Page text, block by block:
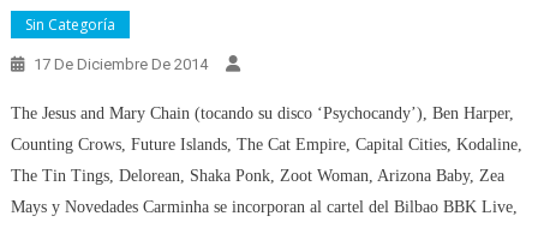
Sin Categoría
17 De Diciembre De 2014
The Jesus and Mary Chain (tocando su disco ‘Psychocandy’), Ben Harper,
Counting Crows, Future Islands, The Cat Empire, Capital Cities, Kodaline,
The Tin Tings, Delorean, Shaka Ponk, Zoot Woman, Arizona Baby, Zea
Mays y Novedades Carminha se incorporan al cartel del Bilbao BBK Live,